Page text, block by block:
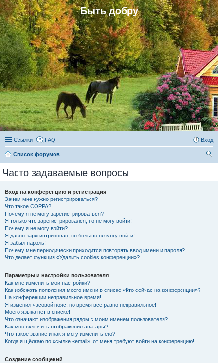
Быть добру
Ссылки FAQ Вход
Список форумов
Часто задаваемые вопросы
Вход на конференцию и регистрация
Зачем мне нужно регистрироваться?
Что такое COPPA?
Почему я не могу зарегистрироваться?
Я только что зарегистрировался, но не могу войти!
Почему я не могу войти?
Я давно зарегистрирован, но больше не могу войти!
Я забыл пароль!
Почему мне периодически приходится повторять ввод имени и пароля?
Что делает функция «Удалить cookies конференции»?
Параметры и настройки пользователя
Как мне изменить мои настройки?
Как избежать появления моего имени в списке «Кто сейчас на конференции»?
На конференции неправильное время!
Я изменил часовой пояс, но время всё равно неправильное!
Моего языка нет в списке!
Что означают изображения рядом с моим именем пользователя?
Как мне включить отображение аватары?
Что такое звание и как я могу изменить его?
Когда я щёлкаю по ссылке «email», от меня требуют войти на конференцию!
Создание сообщений